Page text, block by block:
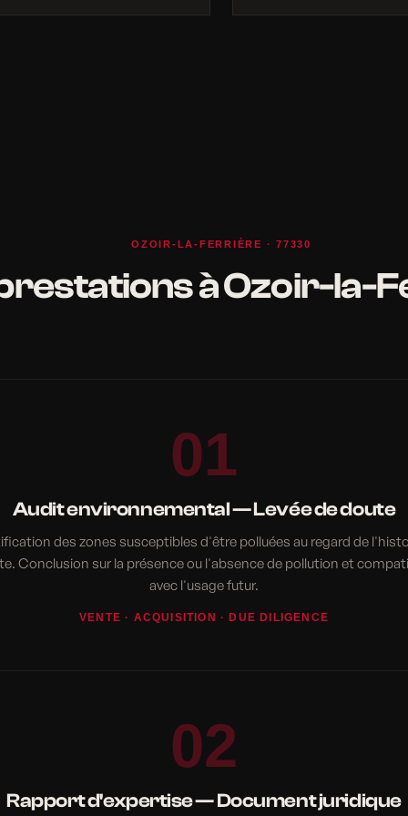
OZOIR-LA-FERRIÈRE · 77330
à Ozoir-la-
01
Audit environnemental — Levée de doute
des zones susceptibles d'être polluées au regard de
Conclusion sur la présence ou l'absence de pollution et
avec l'usage futur.
VENTE · ACQUISITION · DUE DILIGENCE
02
Rapport d'expertise — Document juridique